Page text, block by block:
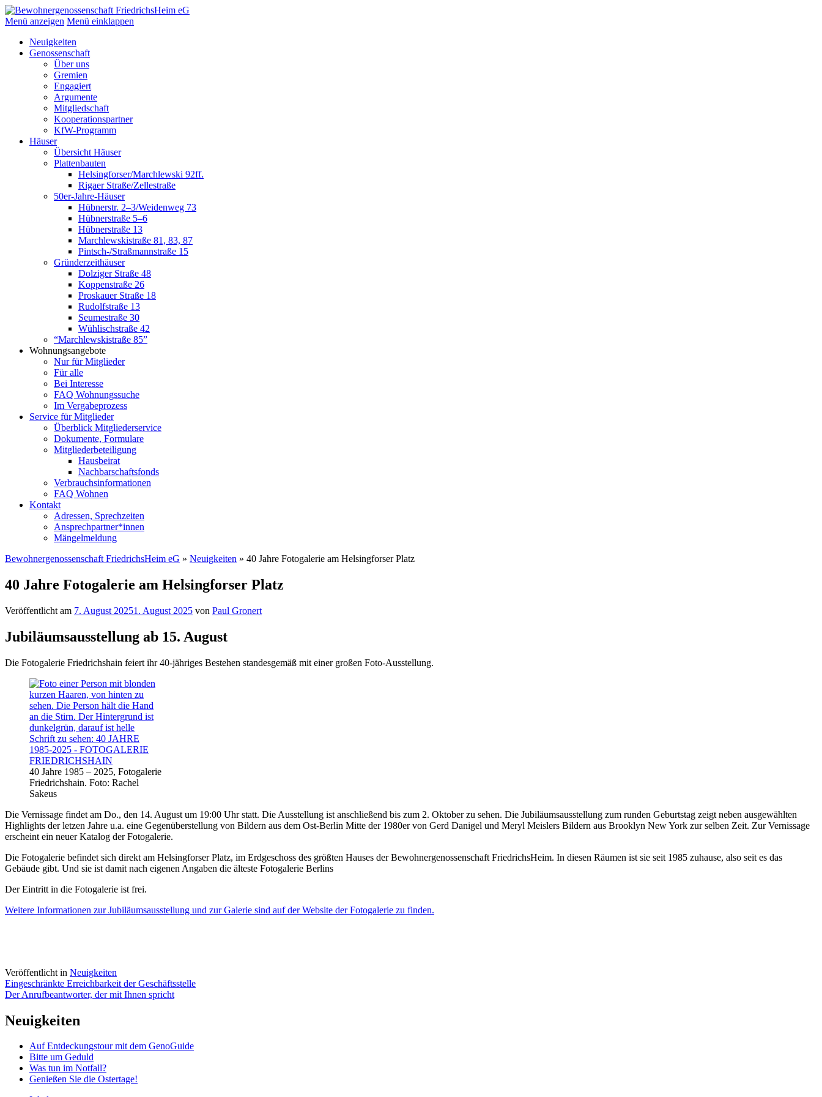
Weiter
zum
Menü anzeigen Menü einklappen
Neuigkeiten
Genossenschaft
Über uns
Gremien
Engagiert
Argumente
Mitgliedschaft
Kooperationspartner
KfW-Programm
Häuser
Übersicht Häuser
Plattenbauten
Helsingforser/Marchlewski 92ff.
Rigaer Straße/Zellestraße
50er-Jahre-Häuser
Hübnerstr. 2–3/Weidenweg 73
Hübnerstraße 5–6
Hübnerstraße 13
Marchlewskistraße 81, 83, 87
Pintsch-/Straßmannstraße 15
Gründerzeithäuser
Dolziger Straße 48
Koppenstraße 26
Proskauer Straße 18
Rudolfstraße 13
Seumestraße 30
Wühlischstraße 42
“Marchlewskistraße 85”
Wohnungsangebote
Nur für Mitglieder
Für alle
Bei Interesse
FAQ Wohnungssuche
Im Vergabeprozess
Service für Mitglieder
Überblick Mitgliederservice
Dokumente, Formulare
Mitgliederbeteiligung
Hausbeirat
Nachbarschaftsfonds
Verbrauchsinformationen
FAQ Wohnen
Kontakt
Adressen, Sprechzeiten
Ansprechpartner*innen
Mängelmeldung
Bewohnergenossenschaft FriedrichsHeim eG » Neuigkeiten » 40 Jahre Fotogalerie am Helsingforser Platz
40 Jahre Fotogalerie am Helsingforser Platz
Veröffentlicht am 7. August 20251. August 2025 von Paul Gronert
Jubiläumsausstellung ab 15. August
Die Fotogalerie Friedrichshain feiert ihr 40-jähriges Bestehen standesgemäß mit einer großen Foto-Ausstellung.
40 Jahre 1985 – 2025, Fotogalerie
Friedrichshain. Foto: Rachel
Sakeus
Die Vernissage findet am Do., den 14. August um 19:00 Uhr statt. Die Ausstellung ist anschließend bis zum 2. Oktober zu sehen. Die Jubiläumsausstellung zum runden Geburtstag zeigt neben ausgewählten
Highlights der letzen Jahre u.a. eine Gegenüberstellung von Bildern aus dem Ost-Berlin Mitte der 1980er von Gerd Danigel und Meryl Meislers Bildern aus Brooklyn New York zur selben Zeit. Zur Vernissage
erscheint ein neuer Katalog der Fotogalerie.
Die Fotogalerie befindet sich direkt am Helsingforser Platz, im Erdgeschoss des größten Hauses der Bewohnergenossenschaft FriedrichsHeim. In diesen Räumen ist sie seit 1985 zuhause, also seit es das
Gebäude gibt. Und sie ist damit nach eigenen Angaben die älteste Fotogalerie Berlins
Der Eintritt in die Fotogalerie ist frei.
Weitere Informationen zur Jubiläumsausstellung und zur Galerie sind auf der Website der Fotogalerie zu finden.
Veröffentlicht in Neuigkeiten
Beitragsnavigation
Eingeschränkte Erreichbarkeit der Geschäftsstelle
Der Anrufbeantworter, der mit Ihnen spricht
Neuigkeiten
Auf Entdeckungstour mit dem GenoGuide
Bitte um Geduld
Was tun im Notfall?
Genießen Sie die Ostertage!